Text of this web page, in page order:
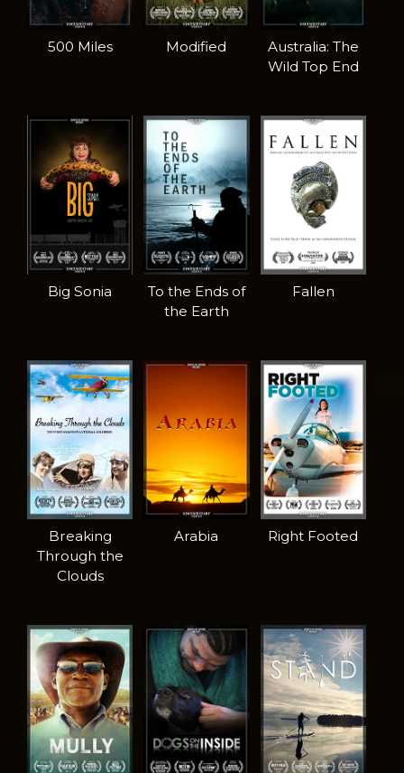
500 Miles Modified
Australia: The
Wild Top End
Big Sonia
To the Ends of
the Earth
Fallen
Breaking
Through the
Clouds
Arabia Right Footed